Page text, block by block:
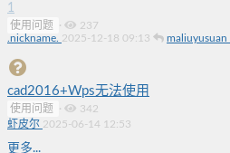
1
使用问题 ·
237
.nickname. 2025-12-18 09:13 maliuyusuan
cad2016+Wps无法使用
使用问题 ·
342
虾皮尔 2025-06-14 12:53
更多...